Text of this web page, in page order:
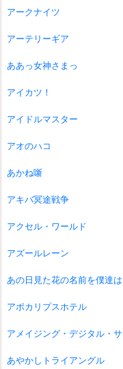
アークナイツ
アーテリーギア
ああっ女神さまっ
アイカツ！
アイドルマスター
アオのハコ
あかね噺
アキバ冥途戦争
アクセル・ワールド
アズールレーン
あの日見た花の名前を僕達は
アポカリプスホテル
アメイジング・デジタル・
あやかしトライアングル